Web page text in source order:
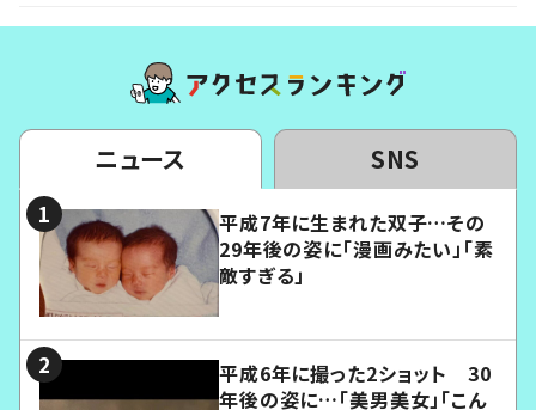
ニュース SNS
平成7年に生まれた双子…その
29年後の姿に「漫画みたい」「素
敵すぎる」
平成6年に撮った2ショット 30
年後の姿に…「美男美女」「こん